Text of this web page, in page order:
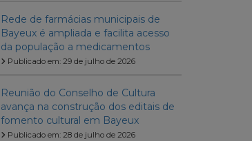
Rede de farmácias municipais de
Bayeux é ampliada e facilita acesso
da população a medicamentos
Publicado em: 29 de julho de 2026
Reunião do Conselho de Cultura
avança na construção dos editais de
fomento cultural em Bayeux
Publicado em: 28 de julho de 2026